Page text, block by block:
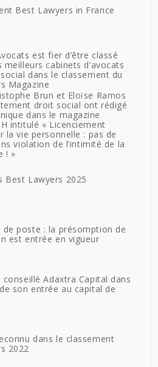
Best Lawyers in France
est fier d’être classé
meilleurs cabinets d’avocats
dans le classement du
Magazine
Brun et Eloïse Ramos
droit social ont rédigé
dans le magazine
intitulé « Licenciement
la vie personnelle : pas de
violation de l’intimité de la
! »
Best Lawyers 2025
de poste : la présomption de
est entrée en vigueur
conseillé Adaxtra Capital dans
son entrée au capital de
dans le classement
2022